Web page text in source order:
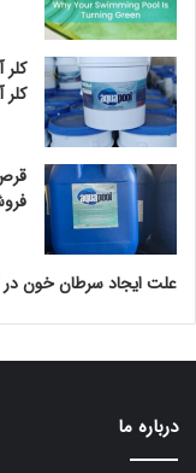
کلر
علت ایجاد سرطان خون
درباره ما